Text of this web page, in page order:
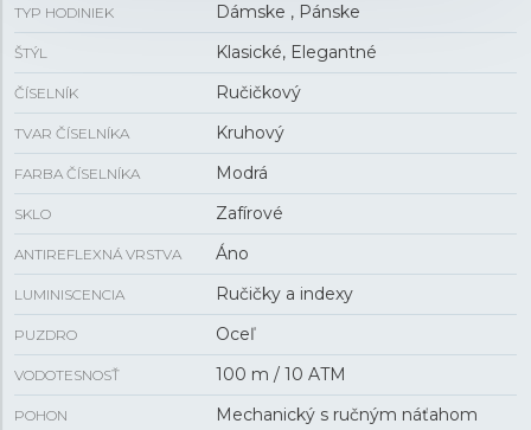
TYP HODINIEK Dámske , Pánske
ŠTÝL Klasické, Elegantné
ČÍSELNÍK Ručičkový
TVAR ČÍSELNÍKA Kruhový
FARBA ČÍSELNÍKA Modrá
SKLO Zafírové
ANTIREFLEXNÁ VRSTVA Áno
LUMINISCENCIA Ručičky a indexy
PUZDRO Oceľ
VODOTESNOSŤ 100 m / 10 ATM
POHON Mechanický s ručným náťahom